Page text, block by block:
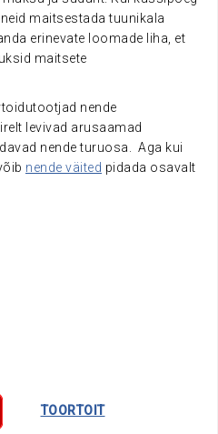
maitsestada tuunikala
erinevate loomade liha, et
maitsete
nende
levivad arusaamad
nende turuosa. Aga kui
nende väited pidada osavalt
TOORTOIT